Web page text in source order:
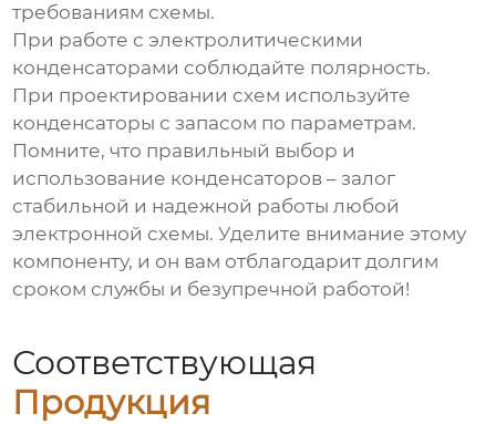
требованиям схемы.
При работе с электролитическими
конденсаторами соблюдайте полярность.
При проектировании схем используйте
конденсаторы с запасом по параметрам.
Помните, что правильный выбор и
использование конденсаторов – залог
стабильной и надежной работы любой
электронной схемы. Уделите внимание этому
компоненту, и он вам отблагодарит долгим
сроком службы и безупречной работой!
Соответствующая
Продукция